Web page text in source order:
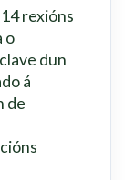
rexións
o
dun
á
de